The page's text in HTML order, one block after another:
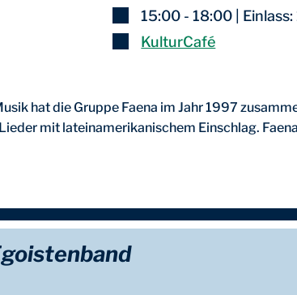
15:00 - 18:00 |
KulturCafé
hat die Gruppe Faena im Jahr 1997
mit lateinamerikanischem Einschlag.